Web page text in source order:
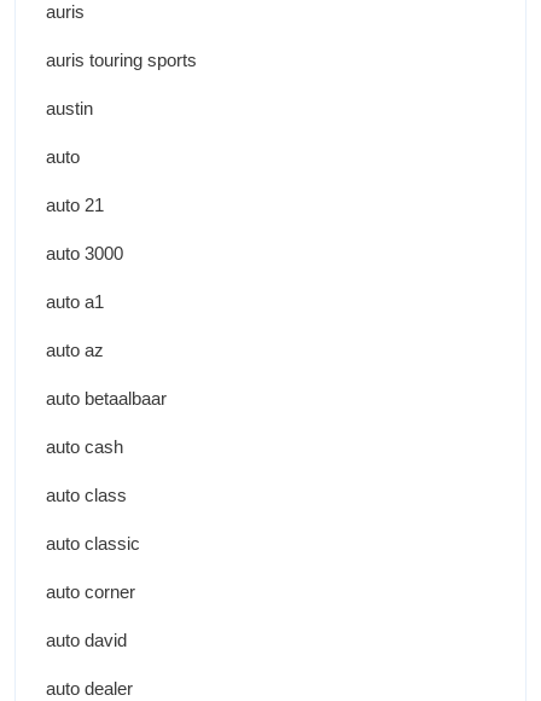
auris
auris touring sports
austin
auto
auto 21
auto 3000
auto a1
auto az
auto betaalbaar
auto cash
auto class
auto classic
auto corner
auto david
auto dealer